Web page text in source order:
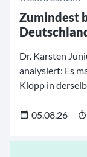
Zumindest
Dr. Karsten
analysiert: Es
Klopp in
wurde, in der
05.08.26